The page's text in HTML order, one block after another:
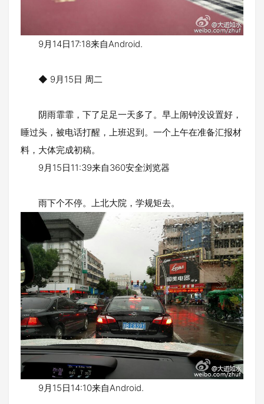
9月14日17:18来自Android.
◆ 9月15日 周二
阴雨霏霏，下了足足一天多了。早上闹钟没设置好，
睡过头，被电话打醒，上班迟到。一个上午在准备汇报材
料，大体完成初稿。
9月15日11:39来自360安全浏览器
雨下个不停。上北大院，学规矩去。
9月15日14:10来自Android.